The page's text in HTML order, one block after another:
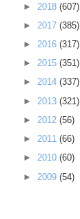
► 2018 (607)
► 2017 (385)
► 2016 (317)
► 2015 (351)
► 2014 (337)
► 2013 (321)
► 2012 (56)
► 2011 (66)
► 2010 (60)
► 2009 (54)